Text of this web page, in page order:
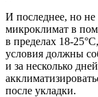
И последнее, но не
микроклимат в
в пределах 18-
условия должны
и за несколько
после укладки.